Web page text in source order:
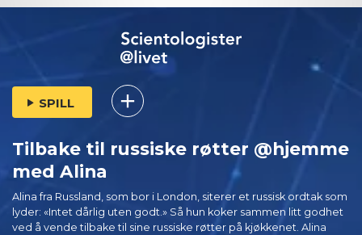
SPILL
Tilbake til russiske røtter @hjemme
med Alina
Alina fra Russland, som bor i London, siterer et russisk ordtak som
lyder: «Intet dårlig uten godt.» Så hun koker sammen litt godhet
ved å vende tilbake til sine russiske røtter på kjøkkenet. Alina